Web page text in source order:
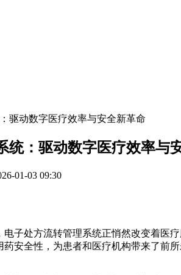
驱动数字医疗效率与安全新革命
统：驱动数字医疗效率与
01-03 09:30
子处方流转管理系统正悄然改变着医
安全性，为患者和医疗机构带来了前